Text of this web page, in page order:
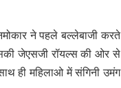
ने पहले बल्लेबाजी करते
सकी जेएसजी रॉयल्स की ओर से
ही महिलाओ में संगिनी उमंग